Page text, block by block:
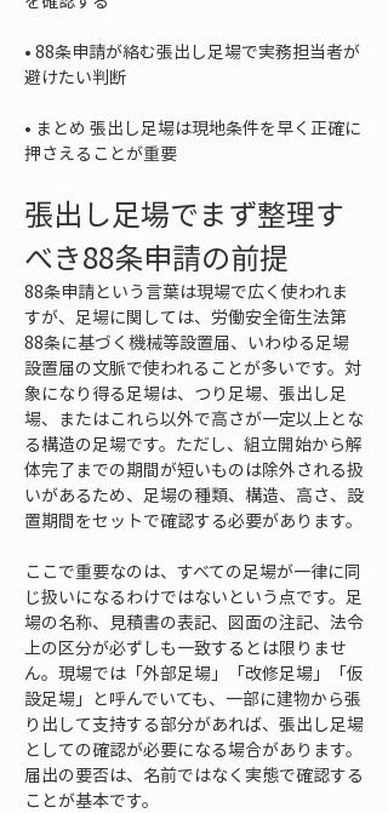
• 88条申請が絡む張出し足場で実務担当者が
• まとめ 張出し足場は現地条件を早く正確に
押さえることが重要
張出し足場でまず整理す
べき88条申請の前提
88条申請という言葉は現場で広く使われま
すが、足場に関しては、労働安全衛生法第
88条に基づく機械等設置届、いわゆる足場
設置届の文脈で使われることが多いです。対
象になり得る足場は、つり足場、張出し足
場、またはこれら以外で高さが一定以上とな
る構造の足場です。ただし、組立開始から解
体完了までの期間が短いものは除外される扱
いがあるため、足場の種類、構造、高さ、設
置期間をセットで確認する必要があります。
ここで重要なのは、すべての足場が一律に同
じ扱いになるわけではないという点です。足
場の名称、見積書の表記、図面の注記、法令
上の区分が必ずしも一致するとは限りませ
ん。現場では「外部足場」「改修足場」「仮
設足場」と呼んでいても、一部に建物から張
り出して支持する部分があれば、張出し足場
としての確認が必要になる場合があります。
届出の要否は、名前ではなく実態で確認する
ことが基本です。